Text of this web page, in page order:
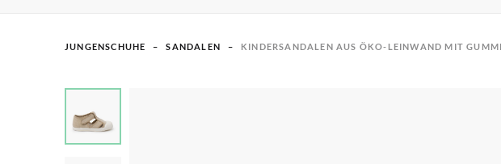
JUNGENSCHUHE SANDALEN KINDERSANDALEN AUS ÖKO-LEINWAND MIT